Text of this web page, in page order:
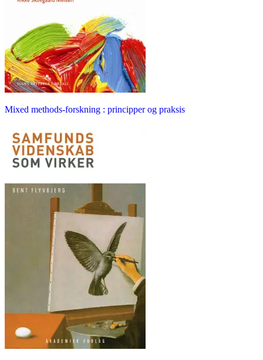
Mixed methods-forskning : principper og praksis